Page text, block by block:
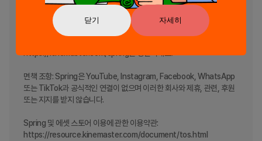
닫기 자세히
면 스프링이 적격입니다. 지금 Spring을 무료로 다운로드하고 멋진 영상
을 손쉽게 만들어 보세요!
면책 조항: Spring은 YouTube, Instagram, Facebook, WhatsApp
또는 TikTok과 공식적인 연결이 없으며 이러한 회사와 제휴, 관련, 후원
또는 지지를 받지 않습니다.
Spring 및 에셋 스토어 이용에 관한 이용약관:
https://resource.kinemaster.com/document/tos.html